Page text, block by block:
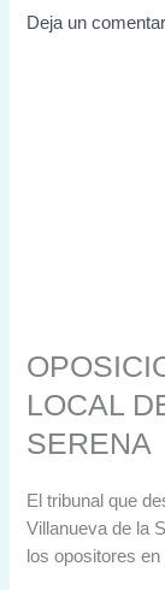
Deja un
LOCAL
SERENA
El tribunal que
Villanueva de la
los opositores